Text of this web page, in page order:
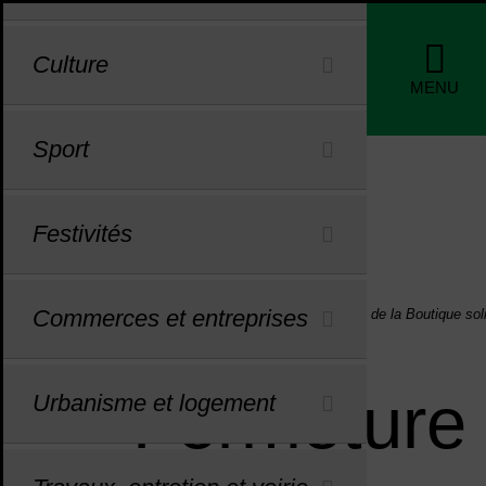
MENU
de
Culture
Sport
Festivités
Commerces et entreprises
Urbanisme et logement
Vous êtes ici :
Accueil Actualités Fermeture de la Boutique